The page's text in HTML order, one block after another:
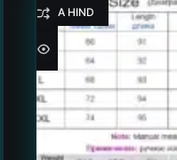
HEA HIND